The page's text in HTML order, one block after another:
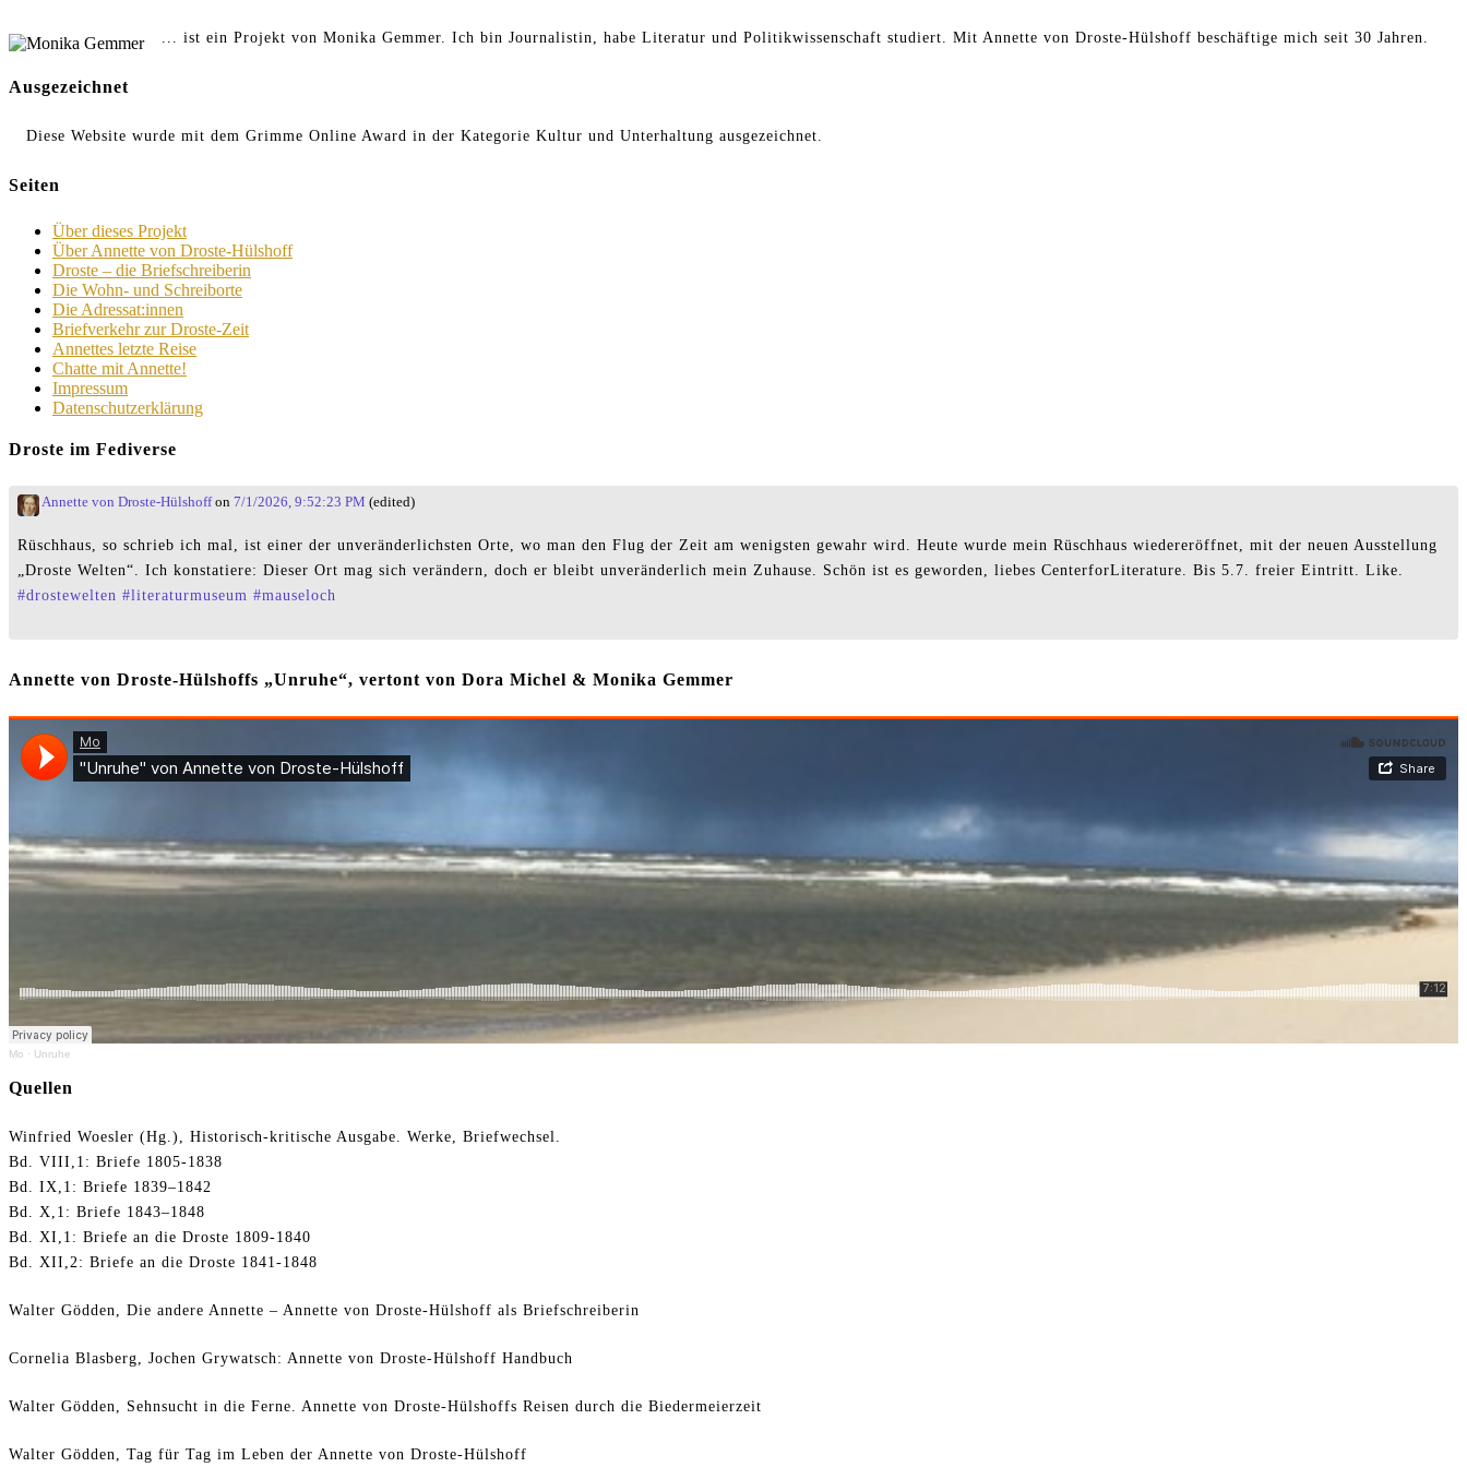
... ist ein Projekt von Monika Gemmer. Ich bin Journalistin, habe Literatur und Politikwissenschaft studiert. Mit Annette von Droste-Hülshoff beschäftige mich seit 30 Jahren.
Ausgezeichnet
Diese Website wurde mit dem Grimme Online Award in der Kategorie Kultur und Unterhaltung ausgezeichnet.
Seiten
Über dieses Projekt
Über Annette von Droste-Hülshoff
Droste – die Briefschreiberin
Die Wohn- und Schreiborte
Die Adressat:innen
Briefverkehr zur Droste-Zeit
Annettes letzte Reise
Chatte mit Annette!
Impressum
Datenschutzerklärung
Droste im Fediverse
Annette von Droste-Hülshoffon 7/1/2026, 9:52:23 PM (edited)
Rüschhaus, so schrieb ich mal, ist einer der unveränderlichsten Orte, wo man den Flug der Zeit am wenigsten gewahr wird. Heute wurde mein Rüschhaus wiedereröffnet, mit der neuen Ausstellung
„Droste Welten“. Ich konstatiere: Dieser Ort mag sich verändern, doch er bleibt unveränderlich mein Zuhause. Schön ist es geworden, liebes CenterforLiterature. Bis 5.7. freier Eintritt. Like.
#drostewelten #literaturmuseum #mauseloch
Annette von Droste-Hülshoffs „Unruhe“, vertont von Dora Michel & Monika Gemmer
Mo · Unruhe
Quellen
Winfried Woesler (Hg.), Historisch-kritische Ausgabe. Werke, Briefwechsel.
Bd. VIII,1: Briefe 1805-1838
Bd. IX,1: Briefe 1839–1842
Bd. X,1: Briefe 1843–1848
Bd. XI,1: Briefe an die Droste 1809-1840
Bd. XII,2: Briefe an die Droste 1841-1848
Walter Gödden, Die andere Annette – Annette von Droste-Hülshoff als Briefschreiberin
Cornelia Blasberg, Jochen Grywatsch: Annette von Droste-Hülshoff Handbuch
Walter Gödden, Sehnsucht in die Ferne. Annette von Droste-Hülshoffs Reisen durch die Biedermeierzeit
Walter Gödden, Tag für Tag im Leben der Annette von Droste-Hülshoff